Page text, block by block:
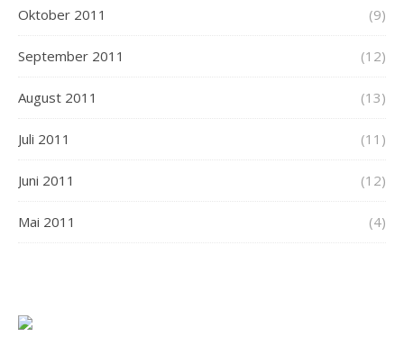
Oktober 2011 (9)
September 2011 (12)
August 2011 (13)
Juli 2011 (11)
Juni 2011 (12)
Mai 2011 (4)